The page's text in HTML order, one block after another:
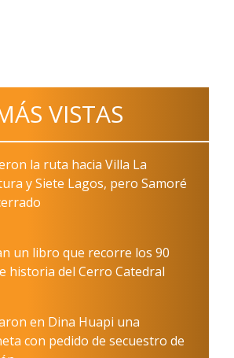
VISTAS
la ruta hacia Villa La
y Siete Lagos, pero Samoré
un libro que recorre los 90
historia del Cerro Catedral
en Dina Huapi una
con pedido de secuestro de